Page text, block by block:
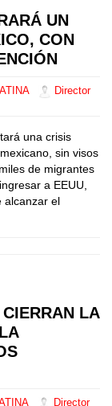
UN
CON
Director
una crisis
sin visos
de migrantes
a EEUU,
alcanzar el
LA
Director